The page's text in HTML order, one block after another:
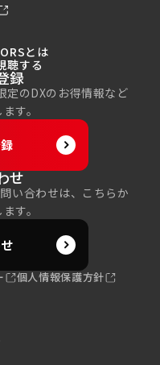
とは
聴する
録
定のDXのお得情報など
す。
せ
い合わせは、こちらか
す。
個人情報保護方針